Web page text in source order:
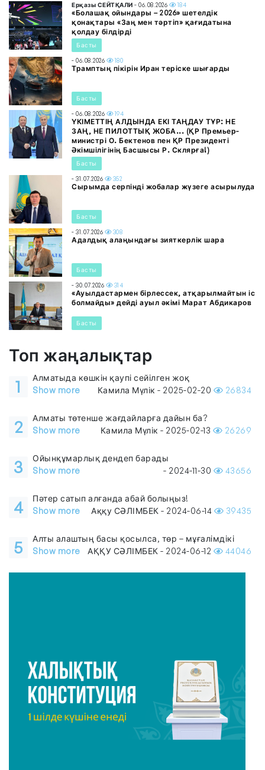
Ерқазы СЕЙТҚАЛИ - 06.08.2026 184
«Болашақ ойындары – 2026» шетелдік
қонақтары «Заң мен тәртіп» қағидатына
қолдау білдірді
Басты
- 06.08.2026 180
Трамптың пікірін Иран теріске шығарды
Басты
- 06.08.2026 194
ҮКІМЕТТІҢ АЛДЫНДА ЕКІ ТАҢДАУ ТҰР: НЕ
ЗАҢ, НЕ ПИЛОТТЫҚ ЖОБА... (ҚР Премьер-
министрі О. Бектенов пен ҚР Президенті
Әкімшілігінің Басшысы Р. Склярға!)
Басты
- 31.07.2026 352
Сырымда серпінді жобалар жүзеге асырылуда
Басты
- 31.07.2026 308
Адалдық алаңындағы зияткерлік шара
Басты
- 30.07.2026 314
«Ауылдастармен бірлессек, атқарылмайтын іс
болмайды» дейді ауыл әкімі Марат Абдикаров
Басты
Топ жаңалықтар
1
Алматыда көшкін қаупі сейілген жоқ
Show more
Камила Мүлік - 2025-02-20 26834
2
Алматы төтенше жағдайларға дайын ба?
Show more
Камила Мүлік - 2025-02-13 26269
3
Ойынқұмарлық дендеп барады
Show more
- 2024-11-30 43656
4
Пәтер сатып алғанда абай болыңыз!
Show more
Аққу СӘЛІМБЕК - 2024-06-14 39435
5
Алты алаштың басы қосылса, төр – мұғалімдікі
Show more
АҚҚУ СӘЛІМБЕК - 2024-06-12 44046